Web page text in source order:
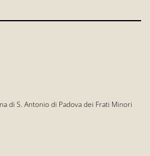
di S. Antonio di Padova dei Frati Minori